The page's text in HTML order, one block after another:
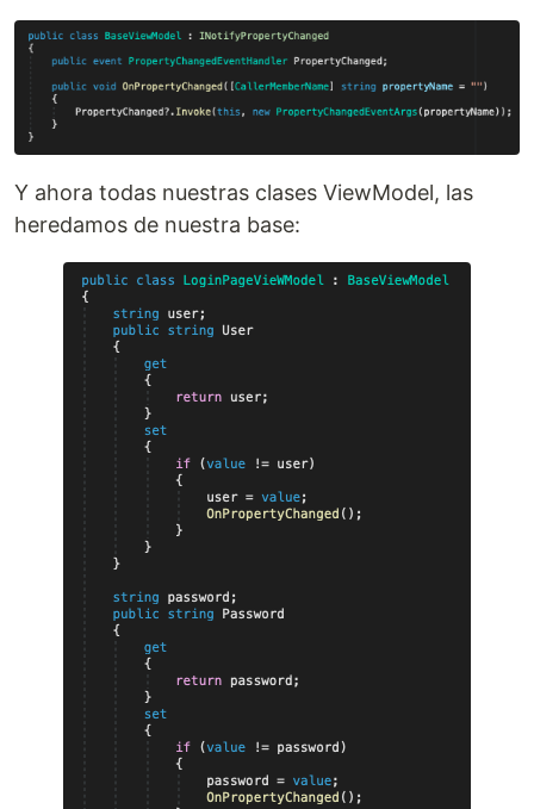
Y ahora todas nuestras clases ViewModel, las
heredamos de nuestra base: